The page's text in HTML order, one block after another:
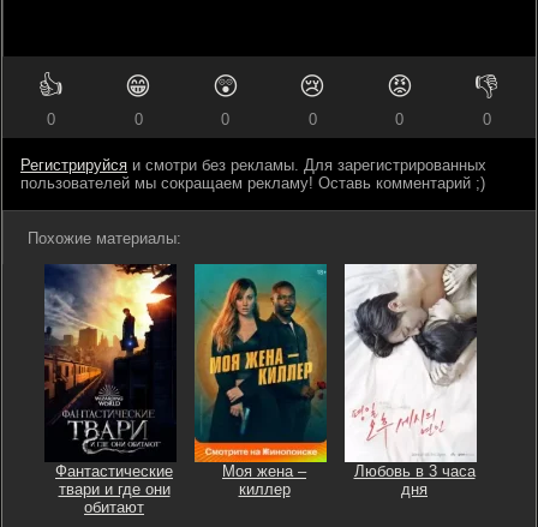
👍
0
😁
0
😲
0
😢
0
😡
0
👎
0
Регистрируйся и смотри без рекламы. Для зарегистрированных
пользователей мы сокращаем рекламу! Оставь комментарий ;)
Похожие материалы:
Фантастические
твари и где они
обитают
Моя жена –
киллер
Любовь в 3 часа
дня